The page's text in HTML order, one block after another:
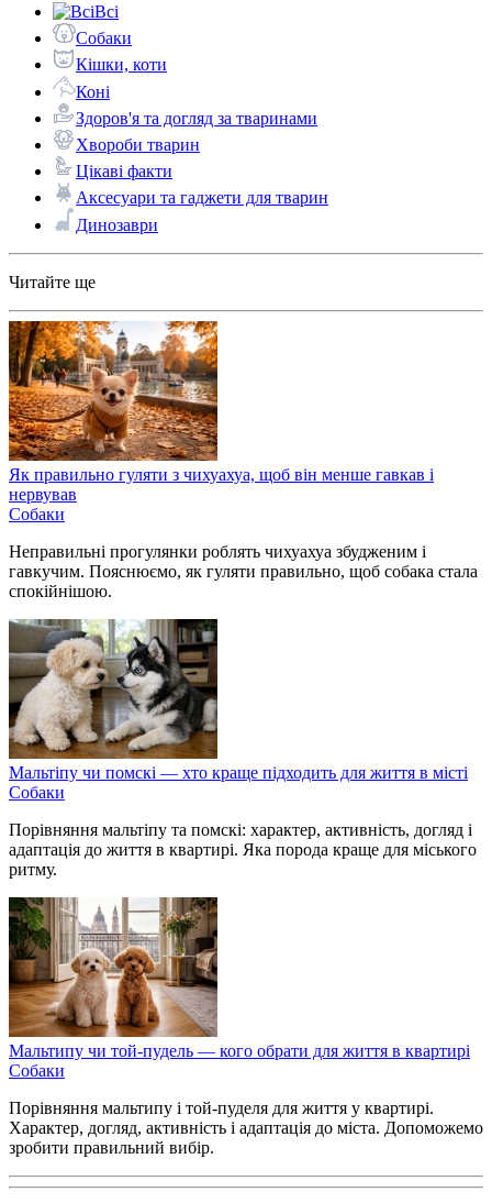
Всі
Собаки
Кішки, коти
Коні
Здоров'я та догляд за тваринами
Хвороби тварин
Цікаві факти
Аксесуари та гаджети для тварин
Динозаври
Читайте ще
Як правильно гуляти з чихуахуа, щоб він менше гавкав і
нервував
Собаки
Неправильні прогулянки роблять чихуахуа збудженим і
гавкучим. Пояснюємо, як гуляти правильно, щоб собака стала
спокійнішою.
Мальтіпу чи помскі — хто краще підходить для життя в місті
Собаки
Порівняння мальтіпу та помскі: характер, активність, догляд і
адаптація до життя в квартирі. Яка порода краще для міського
ритму.
Мальтипу чи той-пудель — кого обрати для життя в квартирі
Собаки
Порівняння мальтипу і той-пуделя для життя у квартирі.
Характер, догляд, активність і адаптація до міста. Допоможемо
зробити правильний вибір.